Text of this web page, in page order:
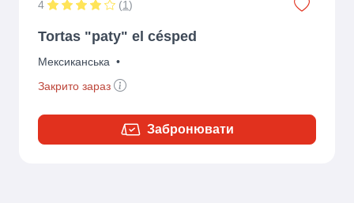
4 (1)
Tortas "paty" el césped
Мексиканська •
Закрито зараз
Забронювати